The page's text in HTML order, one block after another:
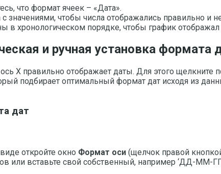
что формат ячеек – «Дата».
значениями, чтобы числа отображались правильно и
в хронологическом порядке, чтобы график
и ручная установка формата
ось X правильно отображает даты. Для этого
подбирает оптимальный формат дат исходя из
дат
откройте окно Формат оси (щелчок правой
или вставьте свой собственный, например ‘ДД-ММ-